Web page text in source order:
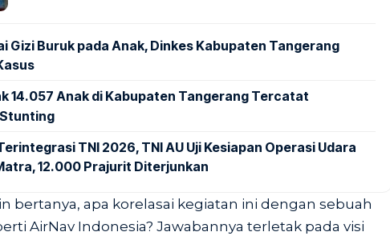
Gizi Buruk pada Anak, Dinkes Kabupaten Tangerang
14.057 Anak di Kabupaten Tangerang Tercatat
TNI 2026, TNI AU Uji Kesiapan Operasi Udara
12.000 Prajurit Diterjunkan
bertanya, apa korelasai kegiatan ini dengan sebuah
AirNav Indonesia? Jawabannya terletak pada visi